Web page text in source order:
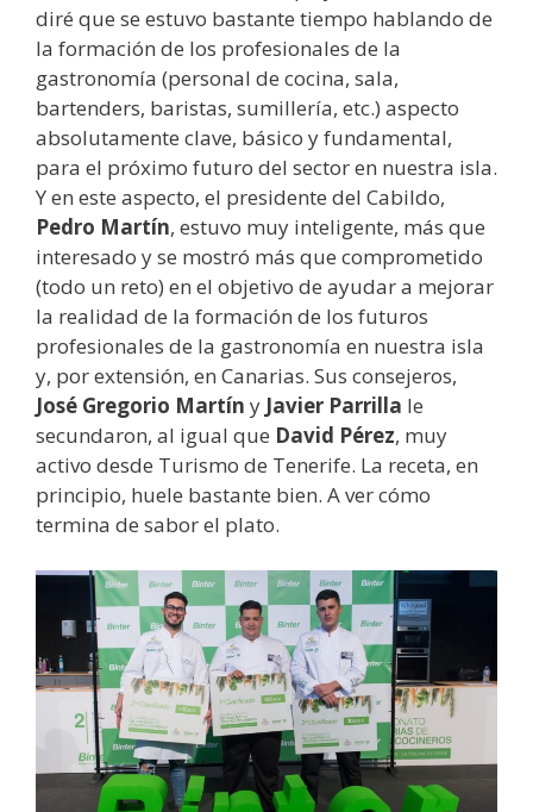
diré que se estuvo bastante tiempo hablando de
la formación de los profesionales de la
gastronomía (personal de cocina, sala,
bartenders, baristas, sumillería, etc.) aspecto
absolutamente clave, básico y fundamental,
para el próximo futuro del sector en nuestra isla.
Y en este aspecto, el presidente del Cabildo,
Pedro Martín, estuvo muy inteligente, más que
interesado y se mostró más que comprometido
(todo un reto) en el objetivo de ayudar a mejorar
la realidad de la formación de los futuros
profesionales de la gastronomía en nuestra isla
y, por extensión, en Canarias. Sus consejeros,
José Gregorio Martín y Javier Parrilla le
secundaron, al igual que David Pérez, muy
activo desde Turismo de Tenerife. La receta, en
principio, huele bastante bien. A ver cómo
termina de sabor el plato.